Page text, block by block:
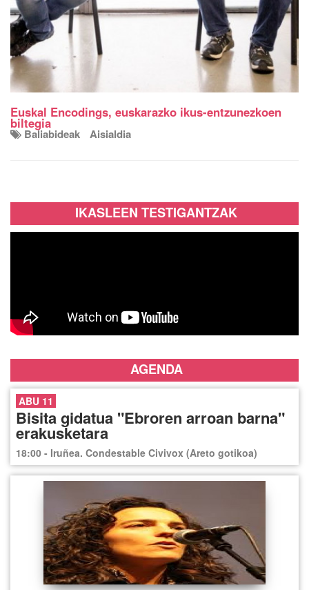
Euskal Encodings, euskarazko ikus-entzunezkoen
biltegia
Baliabideak Aisialdia
IKASLEEN TESTIGANTZAK
AGENDA
ABU 11
Bisita gidatua "Ebroren arroan barna"
erakusketara
18:00 - Iruñea. Condestable Civivox (Areto gotikoa)